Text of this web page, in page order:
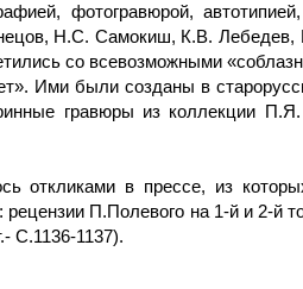
фотогравюрой,
Н.С. Самокиш, К.В.
со всевозможными
Ими были созданы в
гравюры из коллекции
в прессе, из
П.Полевого на 1-й и 2-й
С.1136-1137).